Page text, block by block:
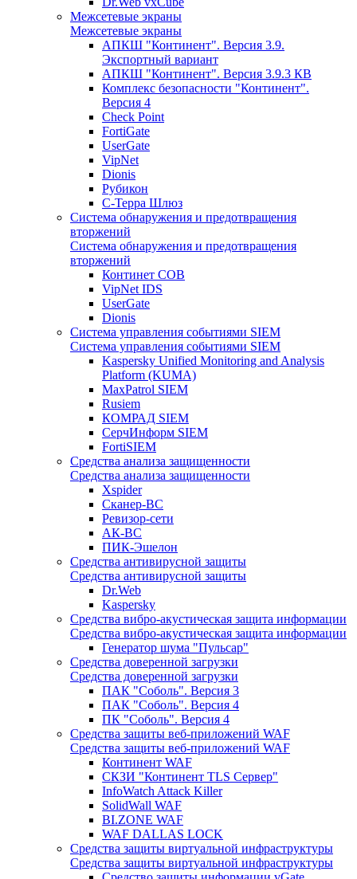
Межсетевые экраны
Межсетевые экраны
АПКШ "Континент". Версия 3.9.
Экспортный вариант
АПКШ "Континент". Версия 3.9.3 КВ
Комплекс безопасности "Континент".
Версия 4
Check Point
FortiGate
UserGate
VipNet
Dionis
Рубикон
С-Терра Шлюз
Система обнаружения и предотвращения
вторжений
Система обнаружения и предотвращения
вторжений
Континет СОВ
VipNet IDS
UserGate
Dionis
Система управления событиями SIEM
Система управления событиями SIEM
Kaspersky Unified Monitoring and Analysis
Platform (KUMA)
MaxPatrol SIEM
Rusiem
КОМРАД SIEM
СерчИнформ SIEM
FortiSIEM
Средства анализа защищенности
Средства анализа защищенности
Xspider
Сканер-ВС
Ревизор-сети
АК-ВС
ПИК-Эшелон
Средства антивирусной защиты
Средства антивирусной защиты
Dr.Web
Kaspersky
Средства вибро-акустическая защита информации
Средства вибро-акустическая защита информации
Генератор шума "Пульсар"
Средства доверенной загрузки
Средства доверенной загрузки
ПАК "Соболь". Версия 3
ПАК "Соболь". Версия 4
ПК "Соболь". Версия 4
Средства защиты веб-приложений WAF
Средства защиты веб-приложений WAF
Континент WAF
СКЗИ "Континент TLS Сервер"
InfoWatch Attack Killer
SolidWall WAF
BI.ZONE WAF
WAF DALLAS LOCK
Средства защиты виртуальной инфраструктуры
Средства защиты виртуальной инфраструктуры